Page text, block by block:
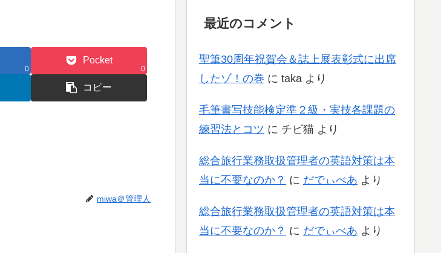
0
Pocket
0
コピー
miwa＠管理人
最近のコメント
聖筆30周年祝賀会＆誌上展表彰式に出席
したゾ！の巻 に taka より
毛筆書写技能検定準２級・実技各課題の
練習法とコツ に チビ猫 より
総合旅行業務取扱管理者の英語対策は本
当に不要なのか？ に だでぃべあ より
総合旅行業務取扱管理者の英語対策は本
当に不要なのか？ に だでぃべあ より